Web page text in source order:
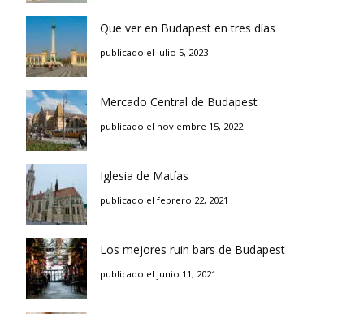
Que ver en Budapest en tres días
publicado el julio 5, 2023
Mercado Central de Budapest
publicado el noviembre 15, 2022
Iglesia de Matías
publicado el febrero 22, 2021
Los mejores ruin bars de Budapest
publicado el junio 11, 2021